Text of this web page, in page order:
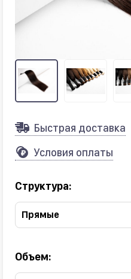
Быстрая доставка
Условия оплаты
Структура:
Прямые
Объем: